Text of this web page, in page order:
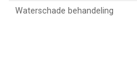
Waterschade behandeling